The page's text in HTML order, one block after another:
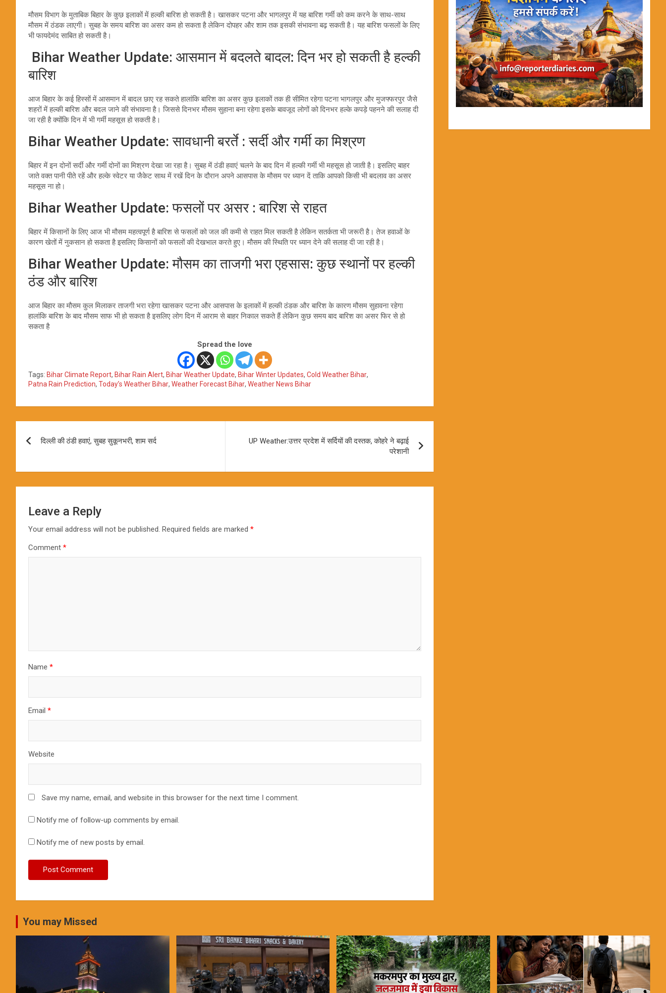
मौसम विभाग के मुताबिक बिहार के कुछ इलाकों में हल्की बारिश हो सकती है। खासकर पटना और भागलपुर में यह बारिश गर्मी को कम करने के साथ-साथ
मौसम में ठंडक लाएगी। सुबह के समय बारिश का असर कम हो सकता है लेकिन दोपहर और शाम तक इसकी संभावना बढ़ सकती है। यह बारिश फसलों के लिए
भी फायदेमंद साबित हो सकती है।
Bihar Weather Update: आसमान में बदलते बादल: दिन भर हो सकती है हल्की
बारिश
आज बिहार के कई हिस्सों में आसमान में बादल छाए रह सकते हालांकि बारिश का असर कुछ इलाकों तक ही सीमित रहेगा पटना भागलपुर और मुजफ्फरपुर जैसे
शहरों में हल्की बारिश और बदल जाने की संभावना है। जिससे दिनभर मौसम सुहाना बना रहेगा इसके बावजूद लोगों को दिनभर हल्के कपड़े पहनने की सलाह दी
जा रही है क्योंकि दिन में भी गर्मी महसूस हो सकती है।
Bihar Weather Update: सावधानी बरर्ते : सर्दी और गर्मी का मिश्रण
बिहार में इन दोनों सर्दी और गर्मी दोनों का मिश्रण देखा जा रहा है। सुबह में ठंडी हवाएं चलने के बाद दिन में हल्की गर्मी भी महसूस हो जाती है। इसलिए बाहर
जाते वक्त पानी पीते रहें और हल्के स्वेटर या जैकेट साथ में रखें दिन के दौरान अपने आसपास के मौसम पर ध्यान दें ताकि आपको किसी भी बदलाव का असर
महसूस ना हो।
Bihar Weather Update: फसलों पर असर : बारिश से राहत
बिहार में किसानों के लिए आज भी मौसम महत्वपूर्ण है बारिश से फसलों को जल की कमी से राहत मिल सकती है लेकिन सतर्कता भी जरूरी है। तेज हवाओं के
कारण खेतों में नुकसान हो सकता है इसलिए किसानों को फसलों की देखभाल करते हुए। मौसम की स्थिति पर ध्यान देने की सलाह दी जा रही है।
Bihar Weather Update: मौसम का ताजगी भरा एहसास: कुछ स्थानों पर हल्की
ठंड और बारिश
आज बिहार का मौसम कुल मिलाकर ताजगी भरा रहेगा खासकर पटना और आसपास के इलाकों में हल्की ठंडक और बारिश के कारण मौसम सुहावना रहेगा
हालांकि बारिश के बाद मौसम साफ भी हो सकता है इसलिए लोग दिन में आराम से बाहर निकाल सकते हैं लेकिन कुछ समय बाद बारिश का असर फिर से हो
सकता है
Spread the love
Tags: Bihar Climate Report, Bihar Rain Alert, Bihar Weather Update, Bihar Winter Updates, Cold Weather Bihar,
Patna Rain Prediction, Today’s Weather Bihar, Weather Forecast Bihar, Weather News Bihar
दिल्ली की ठंडी हवाएं, सुबह सुकूनभरी, शाम सर्द
UP Weather:उत्तर प्रदेश में सर्दियों की दस्तक, कोहरे ने बढ़ाई
परेशानी
Leave a Reply
Your email address will not be published. Required fields are marked *
Comment *
Name *
Email *
Website
Save my name, email, and website in this browser for the next time I comment.
Notify me of follow-up comments by email.
Notify me of new posts by email.
You may Missed